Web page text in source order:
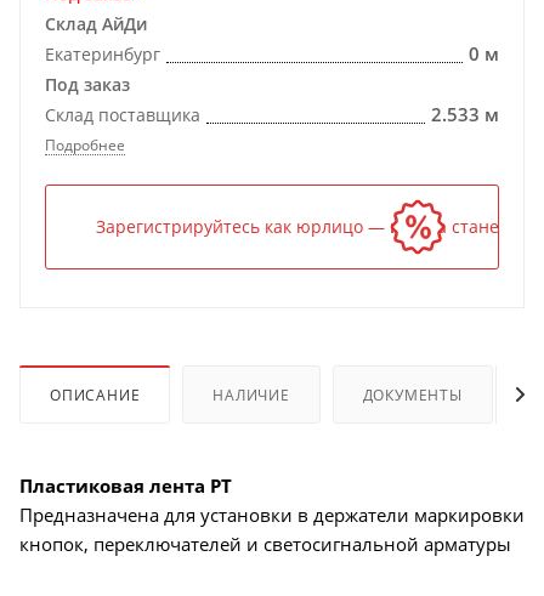
Склад АйДи
Екатеринбург
0 м
Под заказ
Склад поставщика
2.533 м
Подробнее
Зарегистрируйтесь как юрлицо — и цена станет
ОПИСАНИЕ НАЛИЧИЕ ДОКУМЕНТЫ
Пластиковая лента PT
Предназначена для установки в держатели маркировки
кнопок, переключателей и светосигнальной арматуры